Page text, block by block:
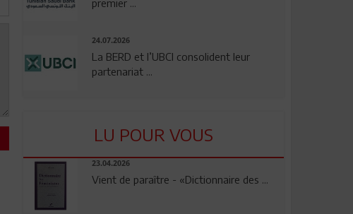
premier ...
24.07.2026
La BERD et l’UBCI consolident leur
partenariat ...
LU POUR VOUS
23.04.2026
Vient de paraître - «Dictionnaire des ...